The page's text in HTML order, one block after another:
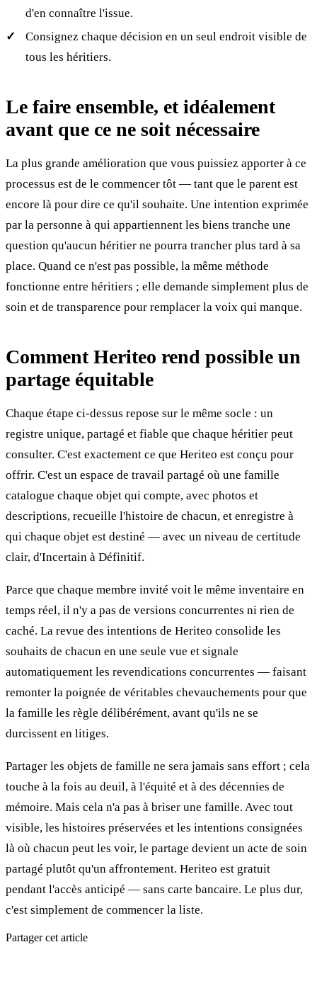
d'en connaître l'issue.
Consignez chaque décision en un seul endroit visible de
tous les héritiers.
Le faire ensemble, et idéalement
avant que ce ne soit nécessaire
La plus grande amélioration que vous puissiez apporter à ce
processus est de le commencer tôt — tant que le parent est
encore là pour dire ce qu'il souhaite. Une intention exprimée
par la personne à qui appartiennent les biens tranche une
question qu'aucun héritier ne pourra trancher plus tard à sa
place. Quand ce n'est pas possible, la même méthode
fonctionne entre héritiers ; elle demande simplement plus de
soin et de transparence pour remplacer la voix qui manque.
Comment Heriteo rend possible un
partage équitable
Chaque étape ci-dessus repose sur le même socle : un
registre unique, partagé et fiable que chaque héritier peut
consulter. C'est exactement ce que Heriteo est conçu pour
offrir. C'est un espace de travail partagé où une famille
catalogue chaque objet qui compte, avec photos et
descriptions, recueille l'histoire de chacun, et enregistre à
qui chaque objet est destiné — avec un niveau de certitude
clair, d'Incertain à Définitif.
Parce que chaque membre invité voit le même inventaire en
temps réel, il n'y a pas de versions concurrentes ni rien de
caché. La revue des intentions de Heriteo consolide les
souhaits de chacun en une seule vue et signale
automatiquement les revendications concurrentes — faisant
remonter la poignée de véritables chevauchements pour que
la famille les règle délibérément, avant qu'ils ne se
durcissent en litiges.
Partager les objets de famille ne sera jamais sans effort ; cela
touche à la fois au deuil, à l'équité et à des décennies de
mémoire. Mais cela n'a pas à briser une famille. Avec tout
visible, les histoires préservées et les intentions consignées
là où chacun peut les voir, le partage devient un acte de soin
partagé plutôt qu'un affrontement. Heriteo est gratuit
pendant l'accès anticipé — sans carte bancaire. Le plus dur,
c'est simplement de commencer la liste.
Partager cet article